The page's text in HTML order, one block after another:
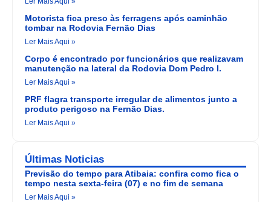
Motorista fica preso às ferragens após caminhão
tombar na Rodovia Fernão Dias
Ler Mais Aqui »
Corpo é encontrado por funcionários que realizavam
manutenção na lateral da Rodovia Dom Pedro I.
Ler Mais Aqui »
PRF flagra transporte irregular de alimentos junto a
produto perigoso na Fernão Dias.
Ler Mais Aqui »
Últimas Noticias
Previsão do tempo para Atibaia: confira como fica o
tempo nesta sexta-feira (07) e no fim de semana
Ler Mais Aqui »